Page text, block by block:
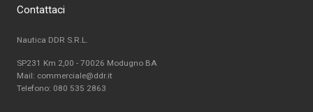
Contattaci
Nautica DDR S.R.L.
SP231 Km 2,00 - 70026 Modugno BA
Mail: commerciale@ddr.it
Telefono: 080 535 2863